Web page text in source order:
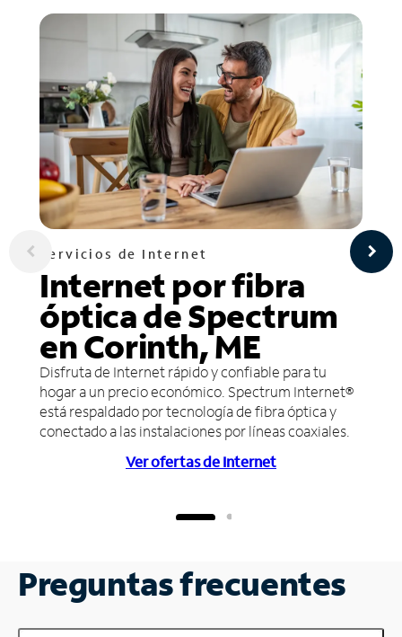
Servicios de Internet
Internet por fibra
óptica de Spectrum
en Corinth, ME
Disfruta de Internet rápido y confiable para tu
hogar a un precio económico. Spectrum Internet®
está respaldado por tecnología de fibra óptica y
conectado a las instalaciones por líneas coaxiales.
Ver ofertas de Internet
Preguntas frecuentes